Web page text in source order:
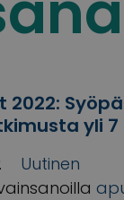
2022:
yli 7
Uutinen